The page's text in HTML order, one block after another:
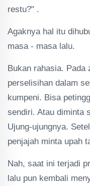
restu?" .
Agaknya hal itu
masa - masa lalu.
Bukan rahasia. Pada
perselisihan dalam
kumpeni. Bisa
sendiri. Atau diminta
Ujung-ujungnya.
penjajah minta upah
Nah, saat ini terjadi
lalu pun kembali